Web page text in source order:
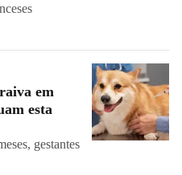
em
esta
gestantes